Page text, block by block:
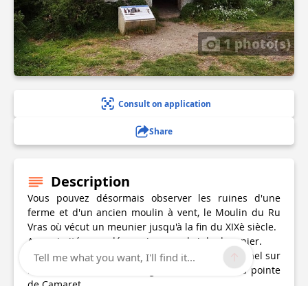
1 photo(s)
Consult on application
Share
Description
Vous pouvez désormais observer les ruines d'une
ferme et d'un ancien moulin à vent, le Moulin du Ru
Vras où vécut un meunier jusqu'à la fin du XIXè siècle.
A proximité, vous découvrirez un abri de douanier.
La falaise abrupte offre un panorama exceptionnel sur
l'anse de Bertheaume, le goulet de Brest et la pointe
Tell me what you want, I'll find it...